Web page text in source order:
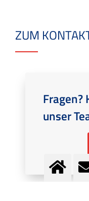
ZUM
Fragen?
unser